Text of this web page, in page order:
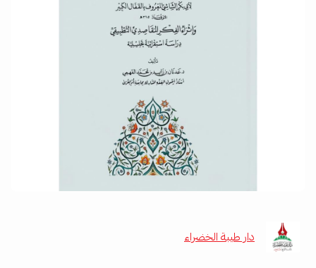
دار طيبة الخضراء